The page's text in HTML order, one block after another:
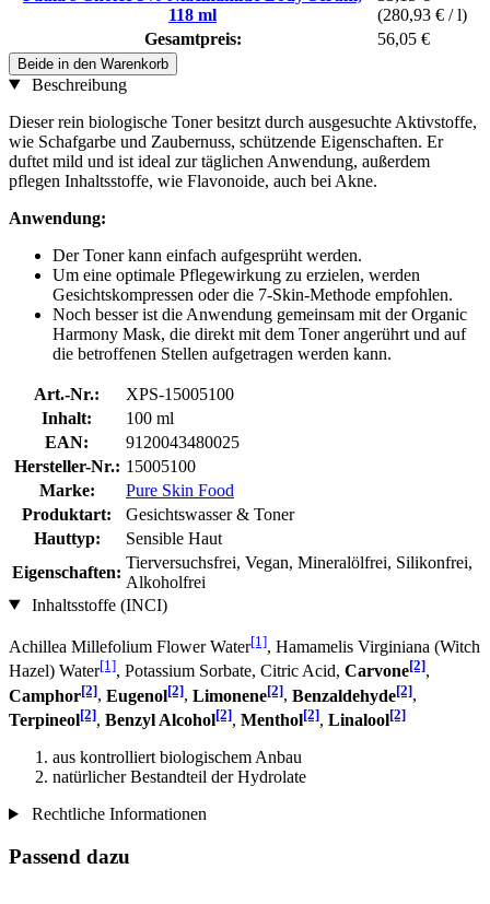
118 ml
(280,93 € / l)
Gesamtpreis:
56,05 €
Beide in den Warenkorb
Beschreibung
Dieser rein biologische Toner besitzt durch ausgesuchte Aktivstoffe,
wie Schafgarbe und Zaubernuss, schützende Eigenschaften. Er
duftet mild und ist ideal zur täglichen Anwendung, außerdem
pflegen Inhaltsstoffe, wie Flavonoide, auch bei Akne.
Anwendung:
Der Toner kann einfach aufgesprüht werden.
Um eine optimale Pflegewirkung zu erzielen, werden
Gesichtskompressen oder die 7-Skin-Methode empfohlen.
Noch besser ist die Anwendung gemeinsam mit der Organic
Harmony Mask, die direkt mit dem Toner angerührt und auf
die betroffenen Stellen aufgetragen werden kann.
Art.-Nr.:
XPS-15005100
Inhalt:
100 ml
EAN:
9120043480025
Hersteller-Nr.: 15005100
Marke:
Pure Skin Food
Produktart:
Gesichtswasser & Toner
Hauttyp:
Sensible Haut
Eigenschaften:
Tierversuchsfrei, Vegan, Mineralölfrei, Silikonfrei,
Alkoholfrei
Inhaltsstoffe (INCI)
Achillea Millefolium Flower Water[1], Hamamelis Virginiana (Witch
Hazel) Water[1], Potassium Sorbate, Citric Acid, Carvone[2],
Camphor[2], Eugenol[2], Limonene[2], Benzaldehyde[2],
Terpineol[2], Benzyl Alcohol[2], Menthol[2], Linalool[2]
aus kontrolliert biologischem Anbau
natürlicher Bestandteil der Hydrolate
Rechtliche Informationen
Passend dazu